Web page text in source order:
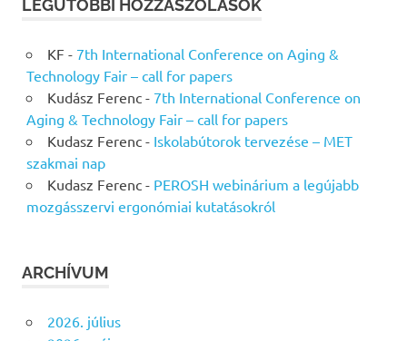
LEGUTÓBBI HOZZÁSZÓLÁSOK
KF - 7th International Conference on Aging &
Technology Fair – call for papers
Kudász Ferenc- 7th International Conference on
Aging & Technology Fair – call for papers
Kudasz Ferenc- Iskolabútorok tervezése – MET
szakmai nap
Kudasz Ferenc- PEROSH webinárium a legújabb
mozgásszervi ergonómiai kutatásokról
ARCHÍVUM
2026. július